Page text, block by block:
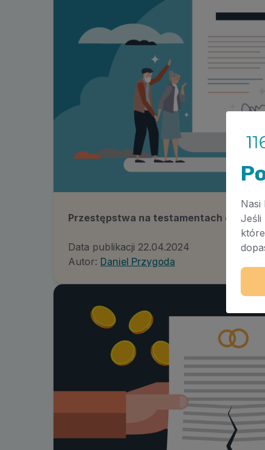
Przestępstwa na testamentach cz. 2
Data publikacji 22.04.2024
Autor: Daniel Przygoda
Nasi
Jeśli